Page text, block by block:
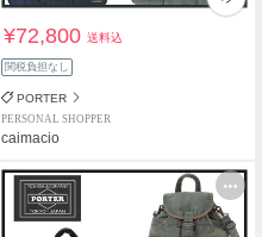
¥72,800送料込
関税負担なし
PORTER
PERSONAL SHOPPER
caimacio